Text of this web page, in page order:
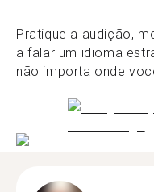
Pratique a audição,
a falar um idioma
não importa onde